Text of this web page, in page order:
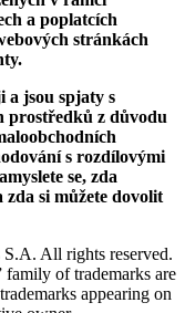
a poplatcích
stránkách
a jsou spjaty s
prostředků z důvodu
s rozdílovými
se, zda
si můžete dovolit
All rights reserved.
of trademarks are
appearing on